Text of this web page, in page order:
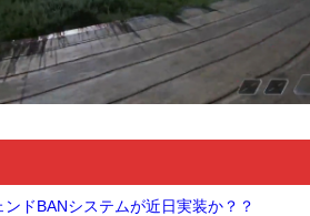
ンドBANシステムが近日実装か？？